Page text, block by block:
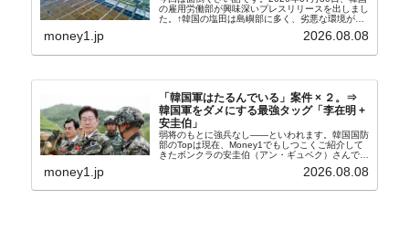
の雇用労働部が興味深いプレスリリースを出しまし
た。↑韓国の塩田は島嶼部に多く、劣悪な環境が一
般に見られることが少ないため、事件の発覚を妨げ
たといわれます（後述）。これは、いわゆる「塩田
money1.jp 2026.08.08
「韓国軍はたるんでいる」案件 × ２。⇒
韓国軍をダメにする最強タッグ「李在明 +
安圭伯」
弱将のもとに強兵なし――といわれます。韓国国防
部のTopは現在、Money1でもしつこくご紹介して
きたボンクラの安圭伯（アン・ギュベク）さんで
さんと「韓国初の文官上がり」の国防部長官安圭伯
money1.jp 2026.08.08